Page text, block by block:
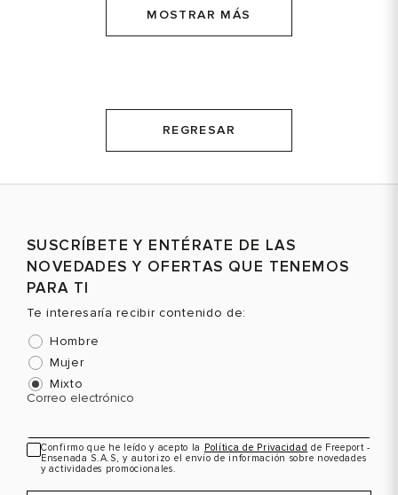
MOSTRAR MÁS
REGRESAR
SUSCRÍBETE Y ENTÉRATE DE LAS
NOVEDADES Y OFERTAS QUE TENEMOS
PARA TI
Te interesaría recibir contenido de:
Hombre
Mujer
Mixto
Correo electrónico
Confirmo que he leído y acepto la Política de Privacidad de Freeport -
Ensenada S.A.S, y autorizo el envío de información sobre novedades
y actividades promocionales.